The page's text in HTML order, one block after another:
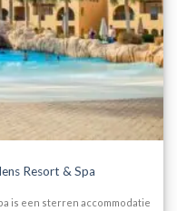
Resort & Spa
is een sterren accommodatie